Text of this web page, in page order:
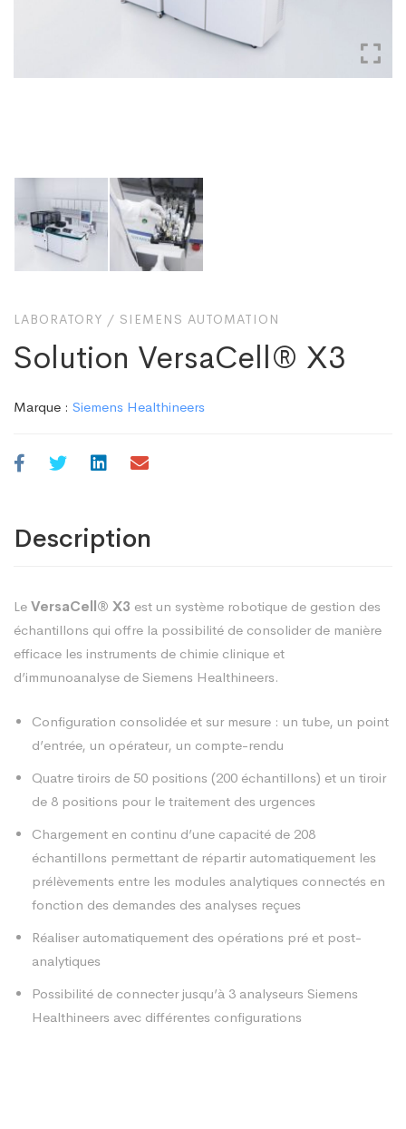
LABORATORY / SIEMENS AUTOMATION
Solution VersaCell® X3
Marque : Siemens Healthineers
Description
Le VersaCell® X3 est un système robotique de gestion des
échantillons qui offre la possibilité de consolider de manière
efficace les instruments de chimie clinique et
d’immunoanalyse de Siemens Healthineers.
Configuration consolidée et sur mesure : un tube, un point
d’entrée, un opérateur, un compte-rendu
Quatre tiroirs de 50 positions (200 échantillons) et un tiroir
de 8 positions pour le traitement des urgences
Chargement en continu d’une capacité de 208
échantillons permettant de répartir automatiquement les
prélèvements entre les modules analytiques connectés en
fonction des demandes des analyses reçues
Réaliser automatiquement des opérations pré et post-
analytiques
Possibilité de connecter jusqu’à 3 analyseurs Siemens
Healthineers avec différentes configurations